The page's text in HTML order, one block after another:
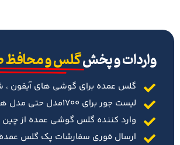
‌واردات و پخشگلس و محافظ
گلس عمده برای گوشی های آیفون ،
لیست جور برای 1700مدل حتی مدل های جدید
وارد کننده گلس گوشی عمده از
ارسال فوری سفارشات پک گلس